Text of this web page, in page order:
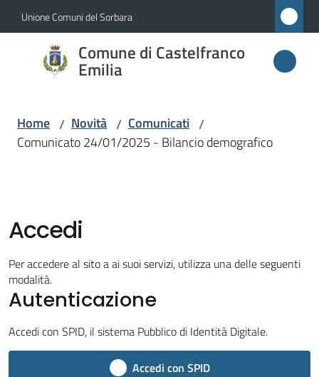
Vai al contenuto
Vai alla navigazione
Vai al footer
Unione Comuni del Sorbara
Comune di Castelfranco
Emilia
Comune di
Castelfranco
Servizi
Vivere
Castelfranco
Home / Novità / Comunicati /
Comunicato 24/01/2025 - Bilancio demografico
Accedi
Per accedere al sito a ai suoi servizi, utilizza una delle seguenti
modalità.
Autenticazione
Accedi con SPID, il sistema Pubblico di Identità Digitale.
Accedi con SPID